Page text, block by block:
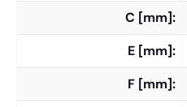
C [mm]
E [mm]
F [mm]